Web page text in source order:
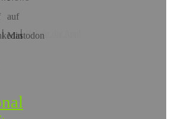
Hol dir die App!